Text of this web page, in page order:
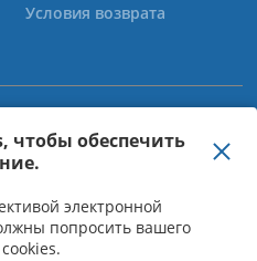
чтобы обеспечить
электронной
попросить вашего
Условия возврата
565-37-68
359-39-11